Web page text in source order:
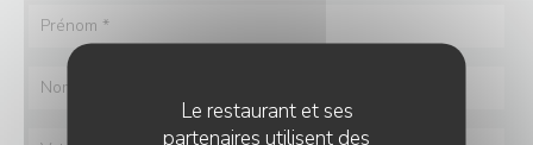
Le restaurant et ses
partenaires utilisent des